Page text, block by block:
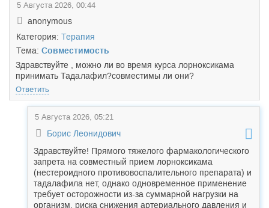
5 Августа 2026, 00:44
anonymous
Категория: Терапия
Тема: Совместимость
Здравствуйте , можно ли во время курса лорноксикама
принимать Тадалафил?совместимы ли они?
Ответить
5 Августа 2026, 05:21
Борис Леонидович
Здравствуйте! Прямого тяжелого фармакологического
запрета на совместный прием лорноксикама
(нестероидного противовоспалительного препарата) и
тадалафила нет, однако одновременное применение
требует осторожности из-за суммарной нагрузки на
организм, риска снижения артериального давления и